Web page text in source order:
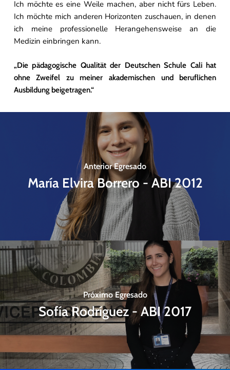
Ich möchte es eine Weile machen, aber nicht fürs Leben.
Ich möchte mich anderen Horizonten zuschauen, in denen
ich meine professionelle Herangehensweise an die
Medizin einbringen kann.
„Die pädagogische Qualität der Deutschen Schule Cali hat
ohne Zweifel zu meiner akademischen und beruflichen
Ausbildung beigetragen.“
Anterior Egresado
María Elvira Borrero - ABI 2012
Próximo Egresado
Sofía Rodríguez - ABI 2017